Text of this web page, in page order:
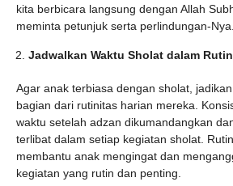
kita berbicara langsung dengan Allah
meminta petunjuk serta perlindungan-Nya.
Jadwalkan Waktu Sholat dalam
Agar anak terbiasa dengan sholat,
bagian dari rutinitas harian mereka.
waktu setelah adzan dikumandangkan
terlibat dalam setiap kegiatan sholat.
membantu anak mengingat dan
kegiatan yang rutin dan penting.